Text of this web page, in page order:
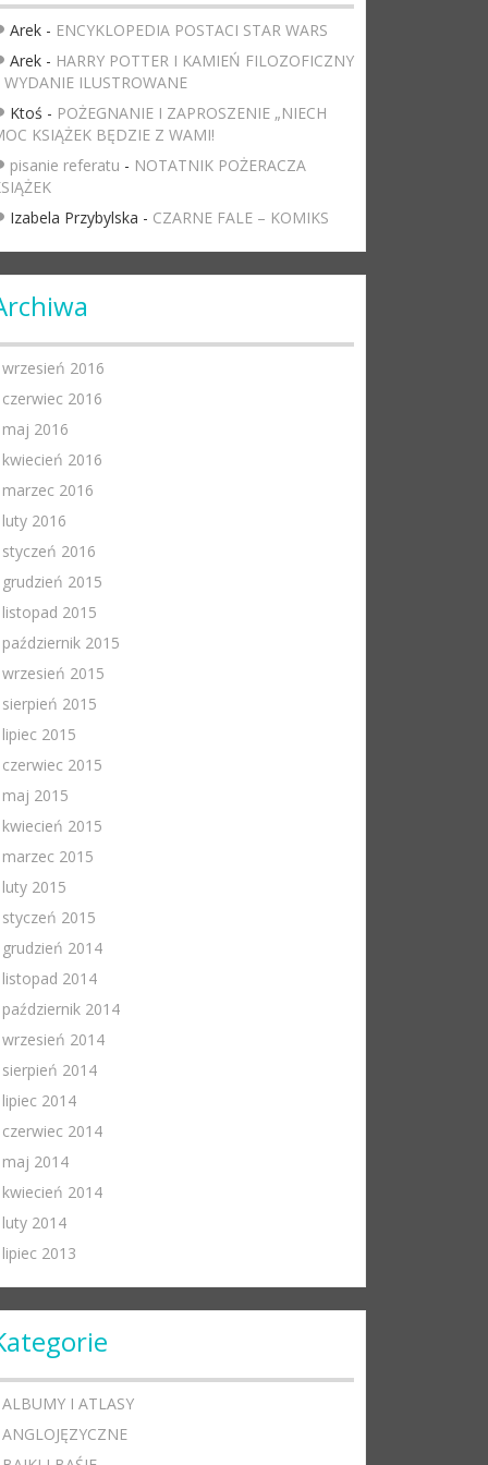
Arek - ENCYKLOPEDIA POSTACI STAR WARS
Arek - HARRY POTTER I KAMIEŃ FILOZOFICZNY
WYDANIE ILUSTROWANE
Ktoś - POŻEGNANIE I ZAPROSZENIE „NIECH
KSIĄŻEK BĘDZIE Z WAMI!
pisanie referatu - NOTATNIK POŻERACZA
Izabela Przybylska - CZARNE FALE – KOMIKS
wrzesień 2016
czerwiec 2016
maj 2016
kwiecień 2016
marzec 2016
luty 2016
styczeń 2016
grudzień 2015
listopad 2015
październik 2015
wrzesień 2015
sierpień 2015
lipiec 2015
czerwiec 2015
maj 2015
kwiecień 2015
marzec 2015
luty 2015
styczeń 2015
grudzień 2014
listopad 2014
październik 2014
wrzesień 2014
sierpień 2014
lipiec 2014
czerwiec 2014
maj 2014
kwiecień 2014
luty 2014
lipiec 2013
ALBUMY I ATLASY
ANGLOJĘZYCZNE